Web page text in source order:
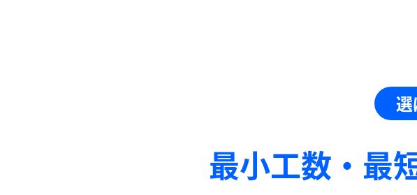
最小工数・最